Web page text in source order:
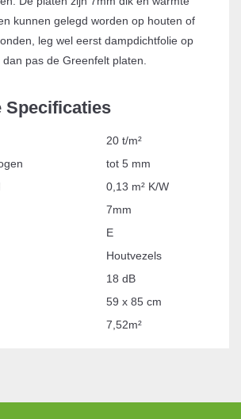
kunnen gelegd worden op houten of
leg wel eerst dampdichtfolie op
pas de Greenfelt platen.
Specificaties
20 t/m²
tot 5 mm
0,13 m² K/W
7mm
E
Houtvezels
18 dB
59 x 85 cm
7,52m²